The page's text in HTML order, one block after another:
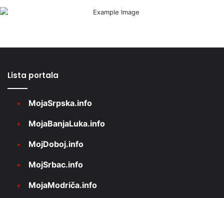
Lista portala
MojaSrpska.info
MojaBanjaLuka.info
MojDoboj.info
MojSrbac.info
MojaModriča.info